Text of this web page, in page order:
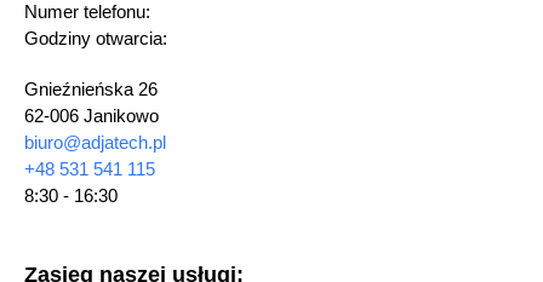
Numer telefonu:
Godziny otwarcia:
Gnieźnieńska 26
62-006 Janikowo
biuro@adjatech.pl
+48 531 541 115
8:30 - 16:30
Zasięg naszej usługi: